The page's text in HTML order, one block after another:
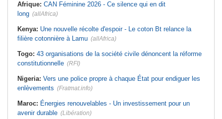
Mali:La Cour suprême rejette la
demande de libération du militant
Clément Dembélé
Guinée:
Polémique autour des
vacances du président Doumbouya
en Grèce - Opposition et citoyens
économique et diplomatique
au premier semestre
Afrique: CAN Féminine 2026 - Ce silence qui en dit
long (allAfrica)
Kenya: Une nouvelle récolte d'espoir - Le coton Bt relance la
filière cotonnière à Lamu (allAfrica)
Togo: 43 organisations de la société civile dénoncent la réforme
constitutionnelle (RFI)
Nigeria: Vers une police propre à chaque État pour endiguer les
enlèvements (Fratmat.info)
Maroc: Énergies renouvelables - Un investissement pour un
avenir durable (Libération)